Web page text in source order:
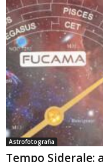
Astrofotografia
Tempo Siderale: